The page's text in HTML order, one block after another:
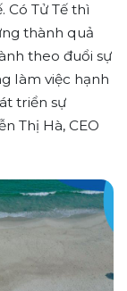
Có Tử Tế thì
thành quả
theo đuổi sự
làm việc hạnh
triển sự
Thị Hà, CEO